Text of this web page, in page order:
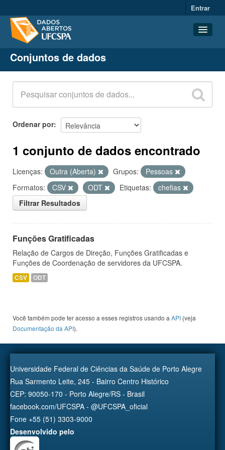
Entrar
Conjuntos de dados
Organizações
Grupos
Sobre
Conjuntos de dados
Ordenar por
1 conjunto de dados encontrado
Licenças: Outra (Aberta) Grupos:
Pessoas
Formatos:
CSV ODT Etiquetas:
chefias
Filtrar Resultados
Funções Gratificadas
Relação de Cargos de Direção, Funções Gratificadas e
Funções de Coordenação de servidores da UFCSPA.
CSV ODT
Você também pode ter acesso a esses registros usando a API (veja
Documentação da API).
Universidade Federal de Ciências da Saúde de Porto Alegre
Rua Sarmento Leite, 245 - Bairro Centro Histórico
CEP: 90050-170 - Porto Alegre/RS - Brasil
facebook.com/UFCSPA - @UFCSPA_oficial
Fone +55 (51) 3303-9000
Desenvolvido pelo